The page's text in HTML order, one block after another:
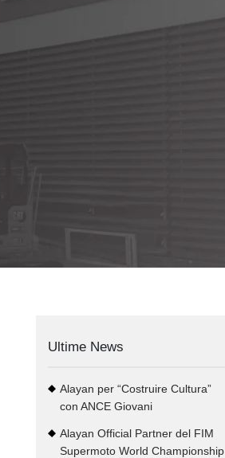
Ultime News
Alayan per “Costruire Cultura”
con ANCE Giovani
Alayan Official Partner del FIM
Supermoto World Championship